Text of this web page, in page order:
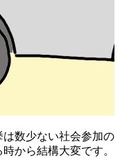
数少ない社会参加の
から結構大変です。